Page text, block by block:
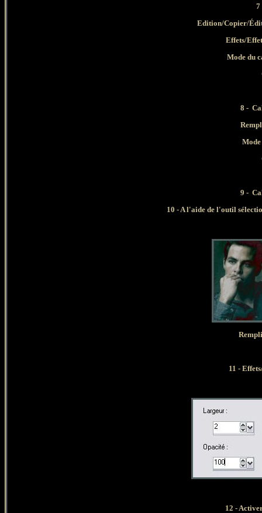
7
Edition/Copier/
Effets/
Mode du
8 -
9 -
10 - A l'aide de l'outil
11 -
12 -